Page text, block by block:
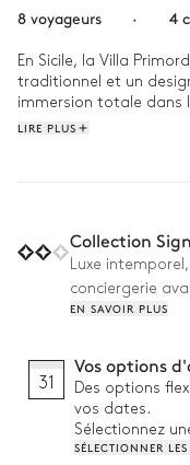
8 voyageurs
· 4
En Sicile, la Villa
traditionnel et un
immersion totale dans
dans un cadre paisible,
jardin. L'après-midi,
yoga sur la terrasse
bercée par la lumière
LIRE PLUS
Collection
Luxe
conciergerie
EN SAVOIR PLUS
31
Vos options
Des options
vos dates.
Sélectionnez
SÉLECTIONNER LES